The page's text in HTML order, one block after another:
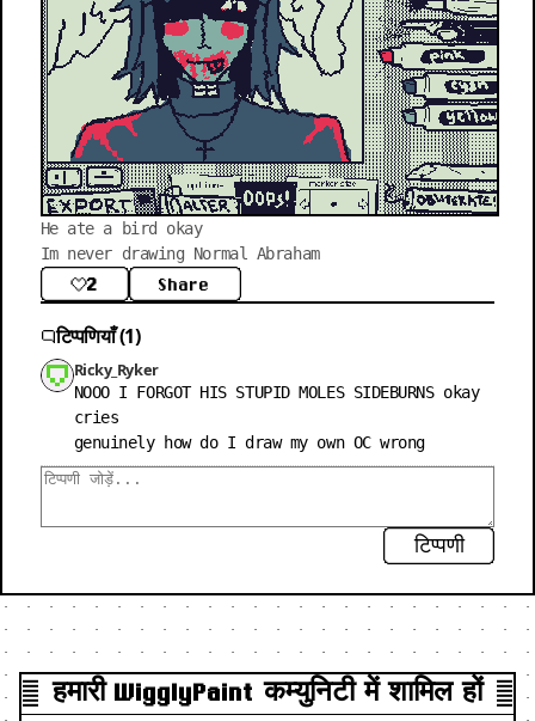
He ate a bird okay
Im never drawing Normal Abraham
2 Share
टिप्पणियाँ (1)
Ricky_Ryker
NOOO I FORGOT HIS STUPID MOLES SIDEBURNS okay
cries
genuinely how do I draw my own OC wrong
टिप्पणी
हमारी WigglyPaint कम्युनिटी में शामिल हों